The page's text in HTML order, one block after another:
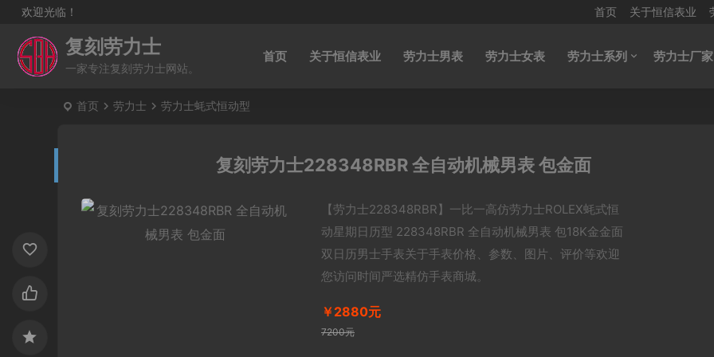
欢迎光临！ 首页 关于恒信表业
复刻劳力士
一家专注复刻劳力士网站。
首页 关于恒信表业 劳力士男表 劳力士女表 劳力士系列 劳力士厂家
首页 劳力士 劳力士蚝式恒动型
复刻劳力士228348RBR 全自动机械男表 包金面
【劳力士228348RBR】一比一高仿劳力士ROLEX蚝式恒
动星期日历型 228348RBR 全自动机械男表 包18K金金面
双日历男士手表关于手表价格、参数、图片、评价等欢迎
您访问时间严选精仿手表商城。
￥2880元
7200元